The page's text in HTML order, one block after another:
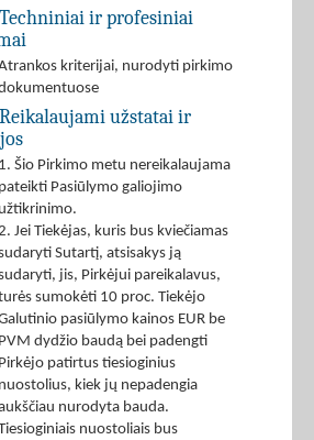
Techniniai ir profesiniai
kriterijai, nurodyti pirkimo
Reikalaujami užstatai ir
1. Šio Pirkimo metu nereikalaujama
pateikti Pasiūlymo galiojimo
užtikrinimo.
Jei Tiekėjas, kuris bus kviečiamas
Sutartį, atsisakys ją
jis, Pirkėjui pareikalavus,
sumokėti 10 proc. Tiekėjo
pasiūlymo kainos EUR be
PVM dydžio baudą bei padengti
Pirkėjo patirtus tiesioginius
nuostolius, kiek jų nepadengia
nurodyta bauda.
nuostoliais bus